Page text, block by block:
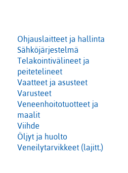
Ohjauslaitteet ja hallinta
Sähköjärjestelmä
Telakointivälineet ja
peitetelineet
Vaatteet ja asusteet
Varusteet
Veneenhoitotuotteet ja
maalit
Viihde
Öljyt ja huolto
Veneilytarvikkeet (lajitt.)